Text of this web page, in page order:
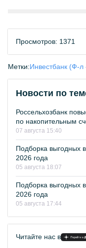
Просмотров: 1371
Метки:Инвестбанк (Ф-
Новости по
Россельхозбанк
по накопительным
07 августа 15:40
Подборка выгодных
2026 года
05 августа 18:07
Подборка выгодных
2026 года
05 августа 17:44
Читайте нас в